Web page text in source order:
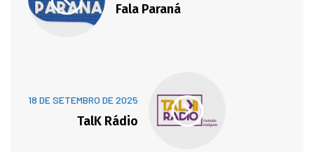
Fala Paraná
18 DE SETEMBRO DE 2025
TalK Rádio